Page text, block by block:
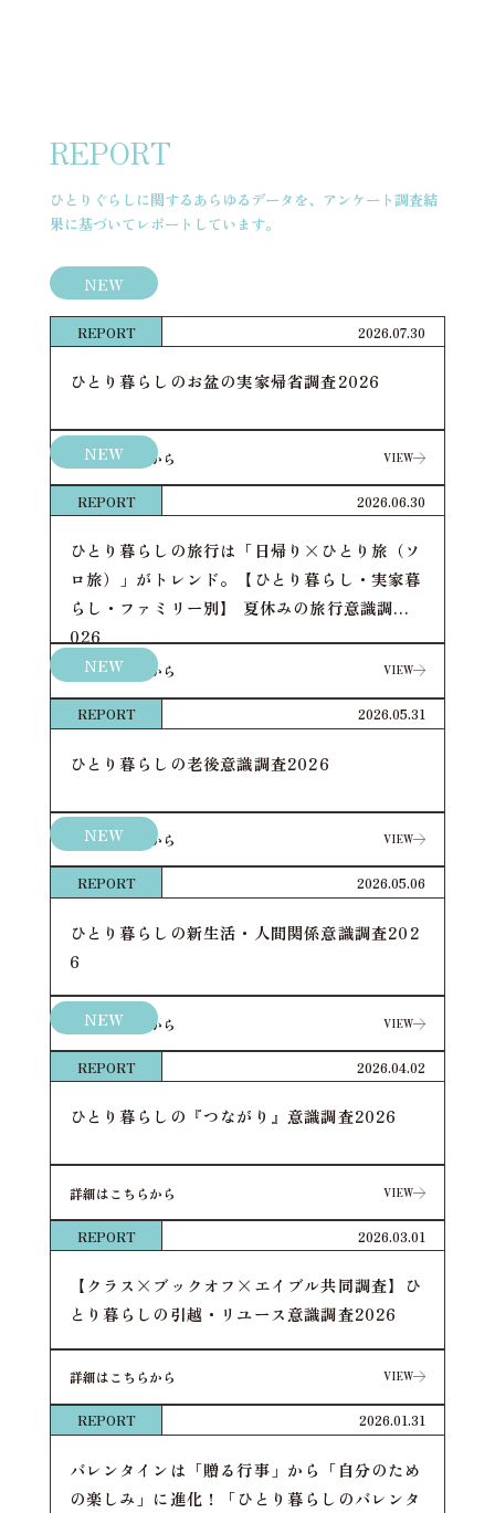
REPORT
ひとりぐらしに関するあらゆるデータを、アンケート調査結
果に基づいてレポートしています。
NEW
REPORT 2026.07.30
ひとり暮らしのお盆の実家帰省調査2026
詳細はこちらから
VIEW
NEW
REPORT 2026.06.30
ひとり暮らしの旅行は「日帰り×ひとり旅（ソ
ロ旅）」がトレンド。【ひとり暮らし・実家暮
らし・ファミリー別】 夏休みの旅行意識調査2
026
詳細はこちらから
VIEW
NEW
REPORT 2026.05.31
ひとり暮らしの老後意識調査2026
詳細はこちらから
VIEW
NEW
REPORT 2026.05.06
ひとり暮らしの新生活・人間関係意識調査202
6
詳細はこちらから
VIEW
NEW
REPORT 2026.04.02
ひとり暮らしの『つながり』意識調査2026
詳細はこちらから
VIEW
REPORT 2026.03.01
【クラス×ブックオフ×エイブル共同調査】ひ
とり暮らしの引越・リユース意識調査2026
詳細はこちらから
VIEW
REPORT 2026.01.31
バレンタインは「贈る行事」から「自分のため
の楽しみ」に進化！「ひとり暮らしのバレンタ